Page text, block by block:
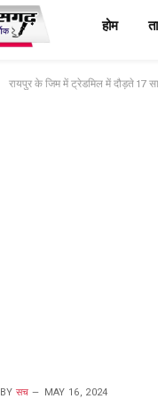
होम
रायपुर के जिम में ट्रेडमिल में दौड़ते 17
BY सच MAY 16, 2024